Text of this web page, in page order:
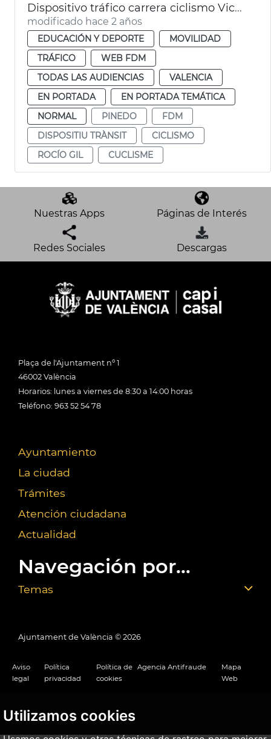
Utilizamos cookies
Dispositivo tráfico carrera ciclismo Vicente Aparicio
modificado hace 2 años
EDUCACIÓN Y DEPORTE
MOVILIDAD
TRÁFICO
WEB FDM
TODAS LAS AUDIENCIAS
VALENCIA
EN PORTADA
EN PORTADA TEMÁTICA
NORMAL
PINEDO
FDM
DISPOSITIU TRÀNSIT
CICLISMO
ROCÍO GIL
CUCLISME
Nuestras Apps Páginas de Interés
Redes Sociales Descargas
Plaça de l'Ajuntament nº 1
46002 València
Horarios: lunes a viernes de 8:30 a 14:00 horas
Teléfono: 963 52 54 78
Ayuntamiento
La ciudad
Trámites
Atención ciudadana
Actualidad
Navegación por...
Temas
Ajuntament de València © 2026
Aviso
legal
Política
privacidad
Política de
cookies
Agencia Antifraude
Mapa
Web